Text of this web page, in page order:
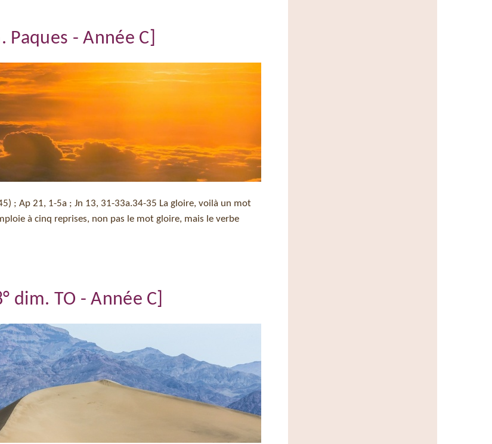
Paques - Année C]
; Ap 21, 1-5a ; Jn 13, 31-33a.34-35 La gloire, voilà un mot
à cinq reprises, non pas le mot gloire, mais le verbe
dim. TO - Année C]